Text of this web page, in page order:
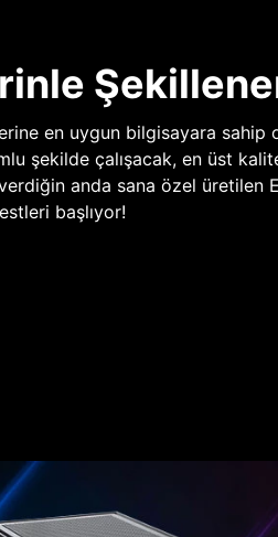
en uygun bilgisayara sahip
şekilde çalışacak, en üst
anda sana özel üretilen
başlıyor!